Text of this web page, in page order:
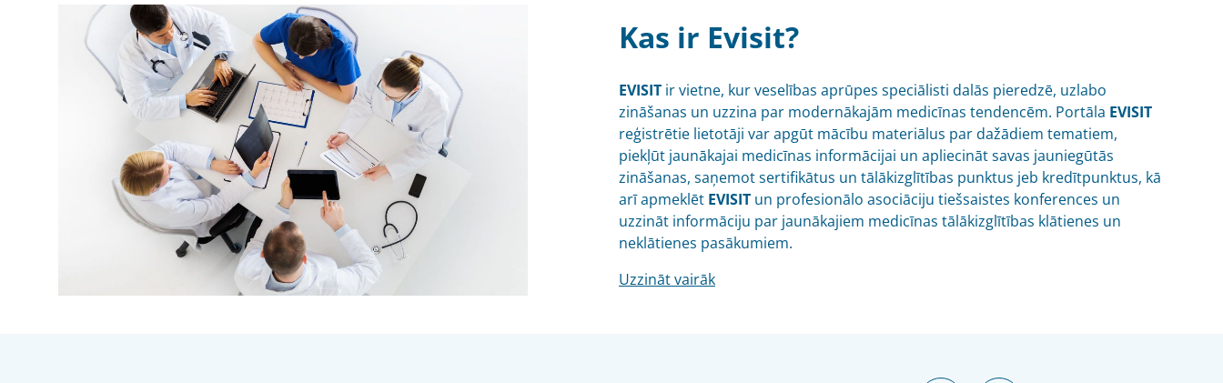
Kas ir Evisit?
EVISIT ir vietne, kur veselības aprūpes speciālisti dalās pieredzē, uzlabo
zināšanas un uzzina par modernākajām medicīnas tendencēm. Portāla EVISIT
reģistrētie lietotāji var apgūt mācību materiālus par dažādiem tematiem,
piekļūt jaunākajai medicīnas informācijai un apliecināt savas jauniegūtās
zināšanas, saņemot sertifikātus un tālākizglītības punktus jeb kredītpunktus, kā
arī apmeklēt EVISIT un profesionālo asociāciju tiešsaistes konferences un
uzzināt informāciju par jaunākajiem medicīnas tālākizglītības klātienes un
neklātienes pasākumiem.
Uzzināt vairāk